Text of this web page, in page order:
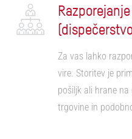
Za vas lahko
vire. Storitev je
pošiljk ali hrane
trgovine in